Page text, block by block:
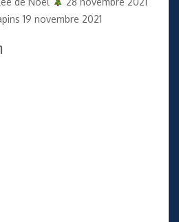
19 novembre 2021